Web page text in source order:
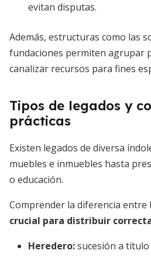
evitan disputas.
Además, estructuras como las
fundaciones permiten agrupar
canalizar recursos para fines
Tipos de legados y
prácticas
Existen legados de diversa
muebles e inmuebles hasta
o educación.
Comprender la diferencia
crucial para distribuir
Heredero:sucesión a